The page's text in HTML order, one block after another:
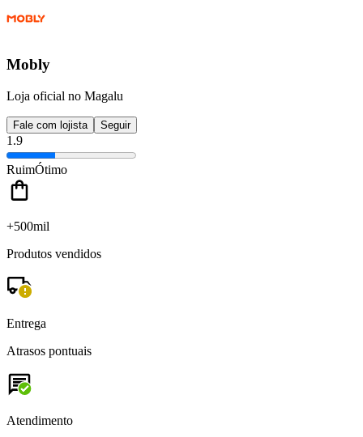
Mobly
Loja oficial no Magalu
Fale com lojista Seguir
1.9
RuimÓtimo
+500mil
Produtos vendidos
Entrega
Atrasos pontuais
Atendimento